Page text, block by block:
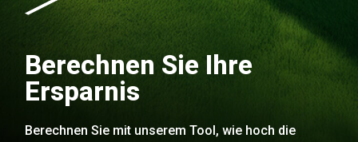
Berechnen Sie Ihre
Ersparnis
Berechnen Sie mit unserem Tool, wie hoch die